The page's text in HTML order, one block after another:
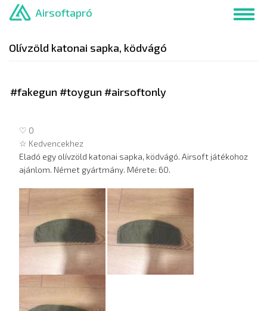
Ugrás
Airsoftapró
Olívzöld katonai sapka, ködvágó
#fakegun #toygun #airsoftonly
♡ 0
☆ Kedvencekhez
Eladó egy olívzöld katonai sapka, ködvágó. Airsoft játékohoz
ajánlom. Német gyártmány. Mérete: 60.
Hirdetés